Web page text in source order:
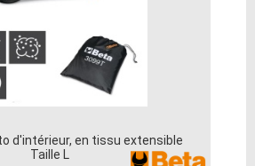
d'intérieur, en tissu extensible
Taille L